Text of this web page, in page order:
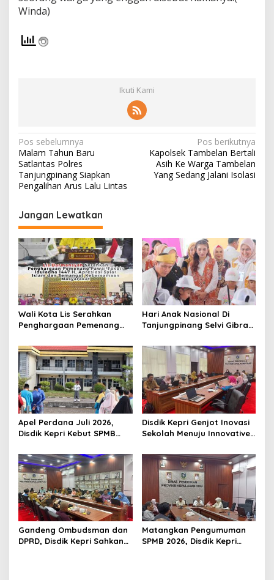
Winda)
Ikuti Kami
N
a
v
i
g
a
s
i
p
o
s
Pos sebelumnya
Malam Tahun Baru
Satlantas Polres
Tanjungpinang Siapkan
Pengalihan Arus Lalu Lintas
Pos berikutnya
Kapolsek Tambelan Bertali
Asih Ke Warga Tambelan
Yang Sedang Jalani Isolasi
Jangan Lewatkan
Wali Kota Lis Serahkan
Penghargaan Pemenang
H, Ajak Masyarakat Terus
Hidupkan Syiar Islam
Hari Anak Nasional Di
Tanjungpinang Selvi Gibran
Nasional RANA
Apel Perdana Juli 2026,
Disdik Kepri Kebut SPMB
Disdik Kepri Genjot Inovasi
Sekolah Menuju Innovative
Gandeng Ombudsman dan
DPRD, Disdik Kepri Sahkan
Matangkan Pengumuman
SPMB 2026, Disdik Kepri